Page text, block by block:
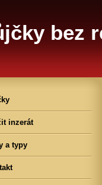
bez
inzerát
a typy